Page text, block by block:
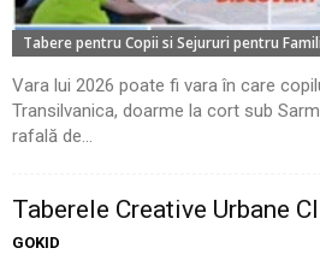
Tabere pentru Copii si Sejururi pentru
Vara lui 2026 poate fi vara în care
Transilvanica, doarme la cort sub
rafală de...
Taberele Creative Urbane
GOKID